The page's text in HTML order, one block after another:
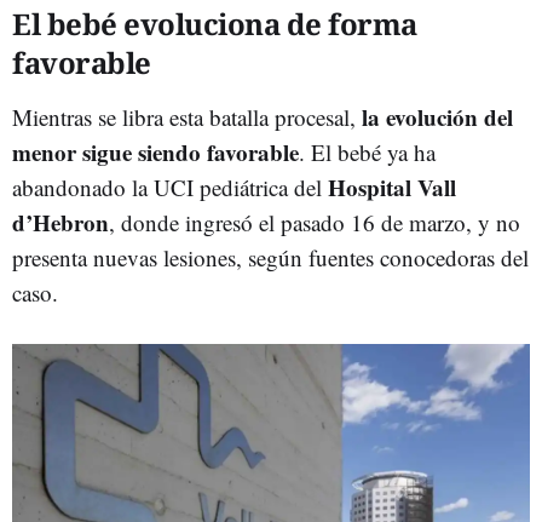
El bebé evoluciona de forma
favorable
Mientras se libra esta batalla procesal, la evolución del
menor sigue siendo favorable. El bebé ya ha
abandonado la UCI pediátrica del Hospital Vall
d’Hebron, donde ingresó el pasado 16 de marzo, y no
presenta nuevas lesiones, según fuentes conocedoras del
caso.